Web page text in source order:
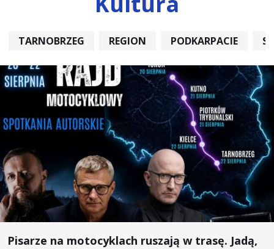
TARNOBRZEG REGION PODKARPACIE
Pisarze na motocyklach ruszają w trasę. Jadą,